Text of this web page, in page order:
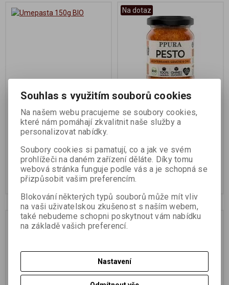
Umepasta 150g BIO
Výrobce:Muso
230 Kč
Koupit
Na dotaz
Pesto zeleninové
středozemní 120g BIO
86 Kč
Na dotaz Na dotaz
Souhlas s využitím souborů cookies
Na našem webu pracujeme se soubory cookies,
které nám pomáhají zkvalitnit naše služby a
personalizovat nabídky.
Soubory cookies si pamatují, co a jak ve svém
prohlížeči na daném zařízení děláte. Díky tomu
webová stránka funguje podle vás a je schopná se
přizpůsobit vašim preferencím.
Blokování některých typů souborů může mít vliv
na vaši uživatelskou zkušenost s naším webem,
také nebudeme schopni poskytnout vám nabídku
na základě vašich preferencí.
Nastavení